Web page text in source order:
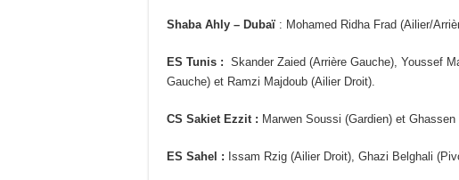
Shaba Ahly – Dubaï : Mohamed Ridha Frad (Ailier/
ES Tunis : Skander Zaied (Arrière Gauche), Youssef
Gauche) et Ramzi Majdoub (Ailier Droit).
CS Sakiet Ezzit : Marwen Soussi (Gardien) et
ES Sahel : Issam Rzig (Ailier Droit), Ghazi Belghali